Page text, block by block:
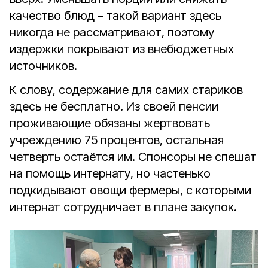
качество блюд – такой вариант здесь
никогда не рассматривают, поэтому
издержки покрывают из внебюджетных
источников.
К слову, содержание для самих стариков
здесь не бесплатно. Из своей пенсии
проживающие обязаны жертвовать
учреждению 75 процентов, остальная
четверть остаётся им. Спонсоры не спешат
на помощь интернату, но частенько
подкидывают овощи фермеры, с которыми
интернат сотрудничает в плане закупок.